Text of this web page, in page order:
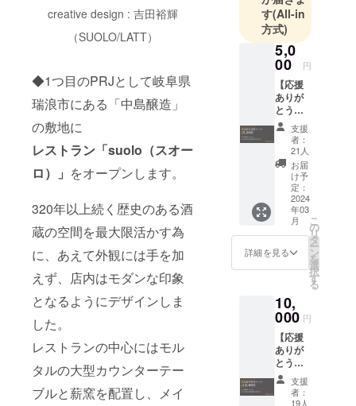
creative design : 吉田裕輝
（SUOLO/LATT）
◆1つ目のPRJとして岐阜県
瑞浪市にある「中島醸造」
の敷地に
レストラン「suolo（スオー
ロ）」 をオープンします。
320年以上続く歴史のある酒
蔵の空間を最大限活かす為
に、あえて外観には手を加
えず、店内はモダンな印象
となるようにデザインしま
した。
レストランの中心にはモル
タルの大型カウンターテー
ブルと薪窯を配置し、メイ
私の前職は
瑞浪市内の
結婚式場の
料理長を約
10年。その
前が山梨県
北杜市の星
野リゾート
八ヶ岳に約
５年、名古
屋のイタリ
アンレスト
ランを２店
と同じく名
ルで経験を
積ませてい
ただきまし
その中で地
域ごとに違
す(All-in
方式)
5,0
00 円
【応援
ありが
とうご
ざいま
す！感
謝の
メール
+割引
券】 プ
ロジェ
クトを
応援し
た頂い
た方
に、お
礼の
と新規
店舗で
使える
割引
クーポ
ン券
（1,000
円割
引）を
支援
者：
21人
お届
け予
定：
2024
年03
月
詳細を見る
こ
の
リ
タ
ー
ン
を
選
択
す
る
10,
000 円
【応援
ありが
とうご
ざいま
す！感
謝の
支援
者：
19人